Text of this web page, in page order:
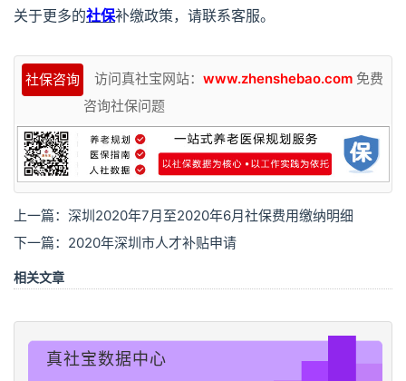
关于更多的社保补缴政策，请联系客服。
社保咨询 访问真社宝网站： www.zhenshebao.com 免费
咨询社保问题
上一篇： 深圳2020年7月至2020年6月社保费用缴纳明细
下一篇： 2020年深圳市人才补贴申请
相关文章
真社宝数据中心